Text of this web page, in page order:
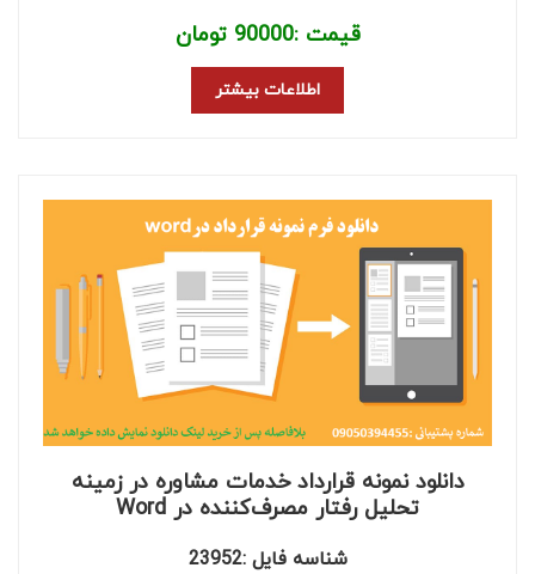
قیمت :90000 تومان
اطلاعات بیشتر
دانلود نمونه قرارداد خدمات مشاوره در زمینه
تحلیل رفتار مصرف‌کننده در Word
شناسه فایل :23952